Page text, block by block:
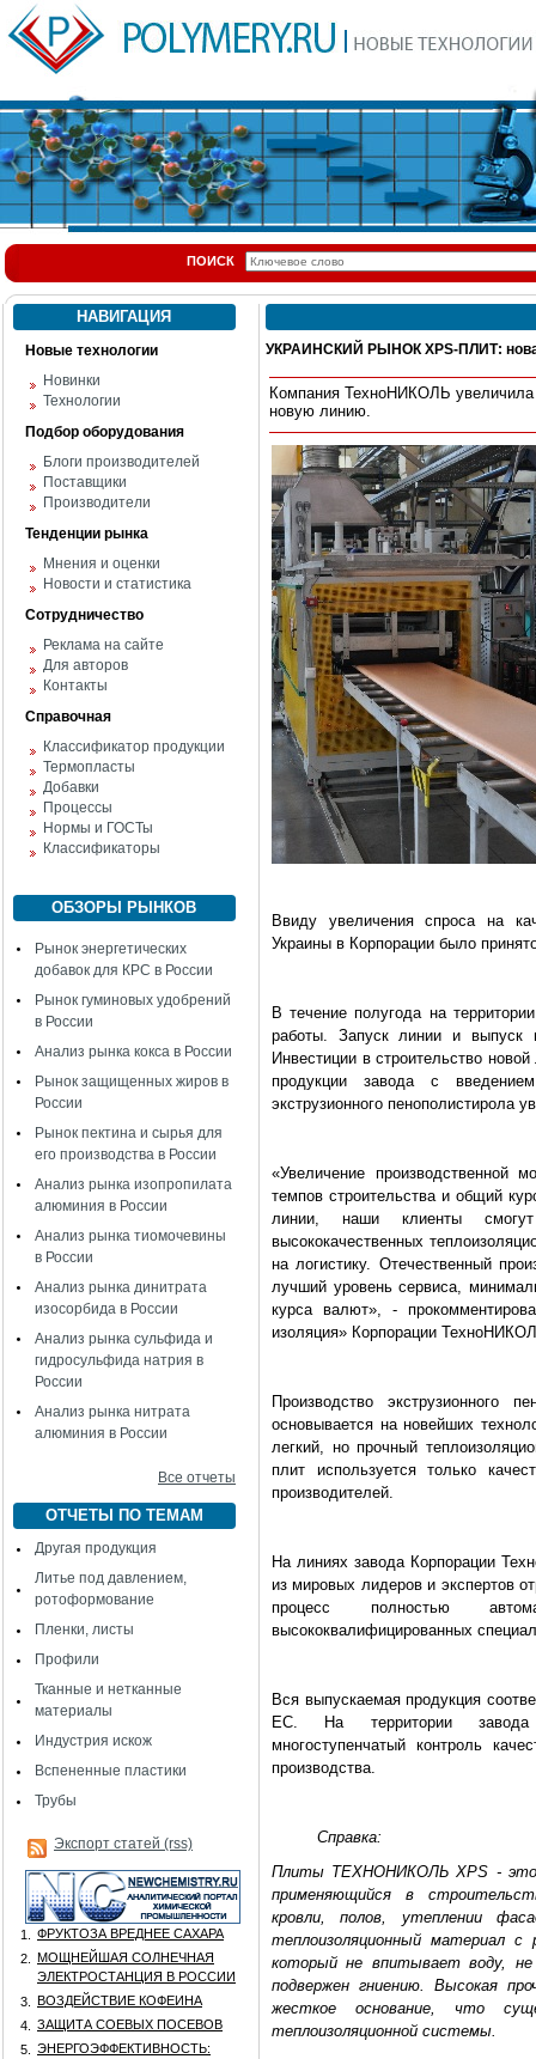
ПОИСК
НАВИГАЦИЯ
Новые технологии
Новинки
Технологии
Подбор оборудования
Блоги производителей
Поставщики
Производители
Тенденции рынка
Мнения и оценки
Новости и статистика
Сотрудничество
Реклама на сайте
Для авторов
Контакты
Справочная
Классификатор продукции
Термопласты
Добавки
Процессы
Нормы и ГОСТы
Классификаторы
ОБЗОРЫ РЫНКОВ
Рынок энергетических
добавок для КРС в России
Рынок гуминовых удобрений
в России
Анализ рынка кокса в России
Рынок защищенных жиров в
России
Рынок пектина и сырья для
его производства в России
Анализ рынка изопропилата
алюминия в России
Анализ рынка тиомочевины
в России
Анализ рынка динитрата
изосорбида в России
Анализ рынка сульфида и
гидросульфида натрия в
России
Анализ рынка нитрата
алюминия в России
Все отчеты
ОТЧЕТЫ ПО ТЕМАМ
Другая продукция
Литье под давлением,
ротоформование
Пленки, листы
Профили
Тканные и нетканные
материалы
Индустрия искож
Вспененные пластики
Трубы
Экспорт статей (rss)
1.
ФРУКТОЗА ВРЕДНЕЕ САХАРА
2.
МОЩНЕЙШАЯ СОЛНЕЧНАЯ
ЭЛЕКТРОСТАНЦИЯ В РОССИИ
3.
ВОЗДЕЙСТВИЕ КОФЕИНА
4.
ЗАЩИТА СОЕВЫХ ПОСЕВОВ
5.
ЭНЕРГОЭФФЕКТИВНОСТЬ:
УКРАИНСКИЙ РЫНОК XPS-ПЛИТ:
Компания ТехноНИКОЛЬ увеличила
новую линию.
Ввиду увеличения спроса на
Украины в Корпорации было
В течение полугода на
работы. Запуск линии и выпуск
Инвестиции в строительство
продукции завода с
экструзионного пенополистирола
«Увеличение производственной
темпов строительства и общий
линии, наши клиенты
высококачественных
на логистику. Отечественный
лучший уровень сервиса,
курса валют», -
изоляция» Корпорации
Производство экструзионного
основывается на новейших
легкий, но прочный
плит используется только
производителей.
На линиях завода Корпорации
из мировых лидеров и экспертов
процесс полностью
высококвалифицированных
Вся выпускаемая продукция
ЕС. На территории завода
многоступенчатый контроль
производства.
Справка:
Плиты ТЕХНОНИКОЛЬ XPS - это
применяющийся в
кровли, полов, утеплении
теплоизоляционный материал с
который не впитывает воду,
подвержен гниению. Высокая
жесткое основание, что
теплоизоляционной системы.